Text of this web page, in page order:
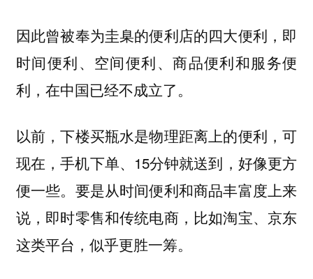
因此曾被奉为圭臬的便利店的四大便利，即
时间便利、空间便利、商品便利和服务便
利，在中国已经不成立了。
以前，下楼买瓶水是物理距离上的便利，可
现在，手机下单、15分钟就送到，好像更方
便一些。要是从时间便利和商品丰富度上来
说，即时零售和传统电商，比如淘宝、京东
这类平台，似乎更胜一筹。